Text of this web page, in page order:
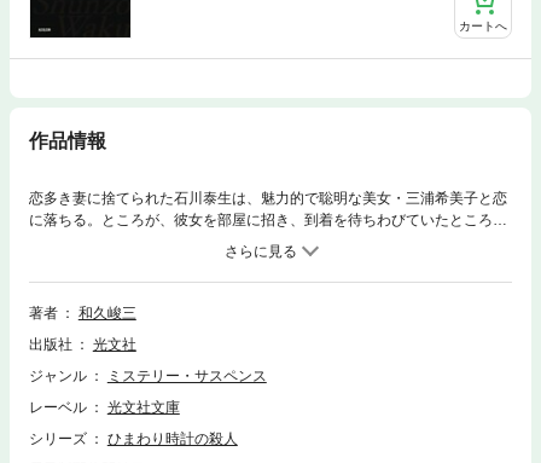
カートへ
作品情報
恋多き妻に捨てられた石川泰生は、魅力的で聡明な美女・三浦希美子と恋
に落ちる。ところが、彼女を部屋に招き、到着を待ちわびていたところ
へ、別れた妻が突然舞い戻ってきた……。三日後、元妻は滝壺から遺体で
発見される！ 容疑は石川に向けられたが、赤かぶ検事は、事件の背後に
潜む意外な人物の陰謀に気づく。大好評〈赤かぶ検事シリーズ〉の最新
作！
著者
和久峻三
出版社
光文社
ジャンル
ミステリー・サスペンス
レーベル
光文社文庫
シリーズ
ひまわり時計の殺人